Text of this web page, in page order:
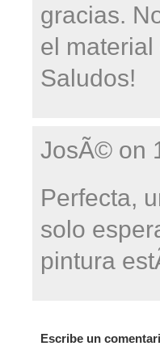
gracias.
el
Saludos!
JosÃ© on
Perfecta,
solo
pintura
Escribe un